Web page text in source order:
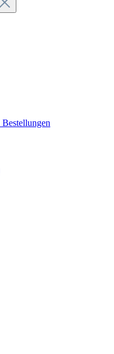
Bestellungen